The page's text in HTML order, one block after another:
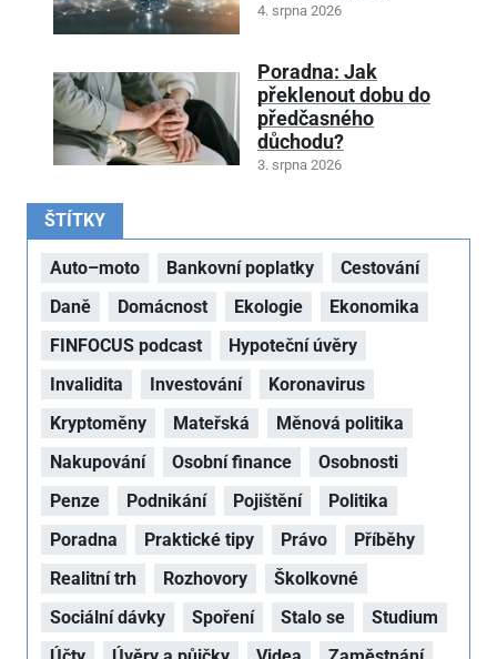
4. srpna 2026
Poradna: Jak
překlenout dobu do
předčasného
důchodu?
3. srpna 2026
ŠTÍTKY
Auto–moto Bankovní poplatky
Cestování
Daně
Domácnost Ekologie
Ekonomika
FINFOCUS podcast
Hypoteční úvěry
Invalidita
Investování
Koronavirus
Kryptoměny
Mateřská
Měnová politika
Nakupování
Osobní finance
Osobnosti
Penze
Podnikání Pojištění
Politika
Poradna
Praktické tipy Právo
Příběhy
Realitní trh
Rozhovory
Školkovné
Sociální dávky
Spoření Stalo se
Studium